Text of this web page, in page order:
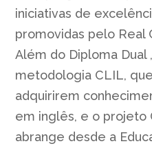
iniciativas de
promovidas pelo Real
Além do Diploma Dual
metodologia CLIL,
adquirirem
em inglês, e o projeto
abrange desde a